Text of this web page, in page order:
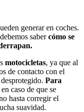
generar en coches.
sabercómo se
motocicletas, ya que al
de contacto con el
Para
en caso de que se
hasta corregir el
suavidad.